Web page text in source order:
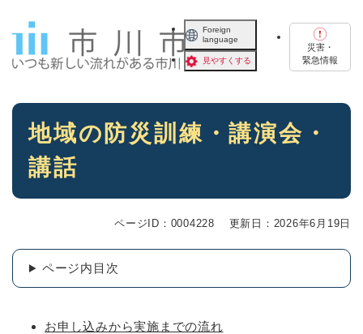
Foreign
language
見やすくする
災害・
緊急情報
本
地域の防災訓練・講演会・
講話
ページID：0004228 更新日：2026年6月19日
ページ内目次
お申し込みから実施までの流れ